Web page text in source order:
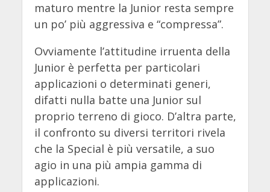
maturo mentre la Junior resta sempre
un po’ più aggressiva e “compressa”.
Ovviamente l’attitudine irruenta della
Junior è perfetta per particolari
applicazioni o determinati generi,
difatti nulla batte una Junior sul
proprio terreno di gioco. D’altra parte,
il confronto su diversi territori rivela
che la Special è più versatile, a suo
agio in una più ampia gamma di
applicazioni.